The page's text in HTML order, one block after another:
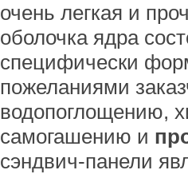
очень легкая и
оболочка ядра
специфически
пожеланиями
водопоглощению,
самогашению и
сэндвич-панели